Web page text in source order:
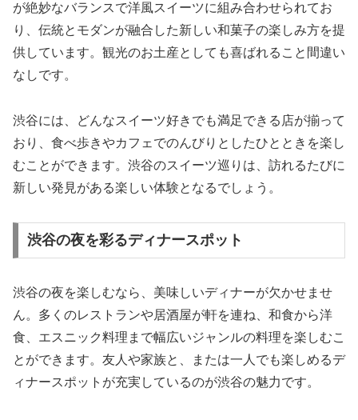
が絶妙なバランスで洋風スイーツに組み合わせられてお
り、伝統とモダンが融合した新しい和菓子の楽しみ方を提
供しています。観光のお土産としても喜ばれること間違い
なしです。
渋谷には、どんなスイーツ好きでも満足できる店が揃って
おり、食べ歩きやカフェでのんびりとしたひとときを楽し
むことができます。渋谷のスイーツ巡りは、訪れるたびに
新しい発見がある楽しい体験となるでしょう。
渋谷の夜を彩るディナースポット
渋谷の夜を楽しむなら、美味しいディナーが欠かせませ
ん。多くのレストランや居酒屋が軒を連ね、和食から洋
食、エスニック料理まで幅広いジャンルの料理を楽しむこ
とができます。友人や家族と、または一人でも楽しめるデ
ィナースポットが充実しているのが渋谷の魅力です。